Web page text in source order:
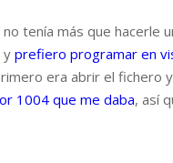
tenía más que hacerle
y prefiero programar en
era abrir el fichero
1004 que me daba, así